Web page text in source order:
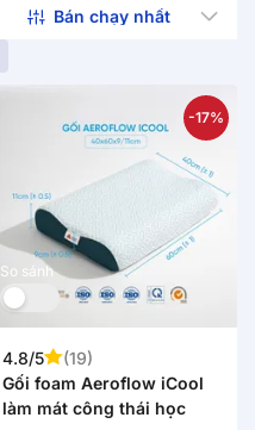
So sánh
-17%
4.8/5
(19)
Gối foam Aeroflow iCool
làm mát công thái học